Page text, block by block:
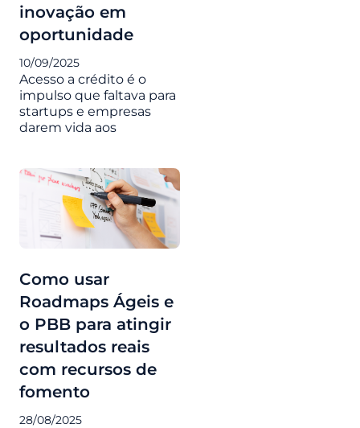
inovação em
oportunidade
10/09/2025
Acesso a crédito é o
impulso que faltava para
startups e empresas
darem vida aos
Como usar
Roadmaps Ágeis e
o PBB para atingir
resultados reais
com recursos de
fomento
28/08/2025